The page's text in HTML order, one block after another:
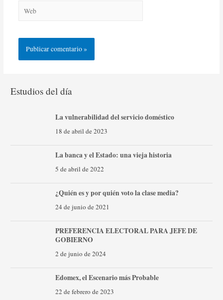
Estudios del día
La vulnerabilidad del servicio doméstico
18 de abril de 2023
La banca y el Estado: una vieja historia
5 de abril de 2022
¿Quién es y por quién voto la clase media?
24 de junio de 2021
PREFERENCIA ELECTORAL PARA JEFE DE
GOBIERNO
2 de junio de 2024
Edomex, el Escenario más Probable
22 de febrero de 2023